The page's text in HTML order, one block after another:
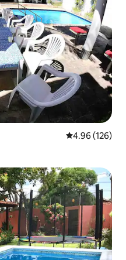
レビュー126
4.96 (126)